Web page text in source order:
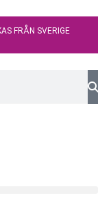
FRÅN SVERIGE